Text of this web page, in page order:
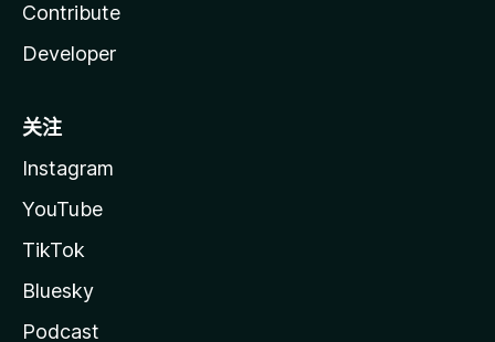
Contribute
Developer
关注
Instagram
YouTube
TikTok
Bluesky
Podcast